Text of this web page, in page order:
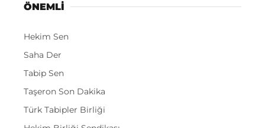
ÖNEMLI
Hekim Sen
Saha Der
Tabip Sen
Taşeron Son Dakika
Türk Tabipler Birliği